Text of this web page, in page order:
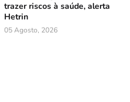
trazer riscos à saúde, alerta
Hetrin
05 Agosto, 2026